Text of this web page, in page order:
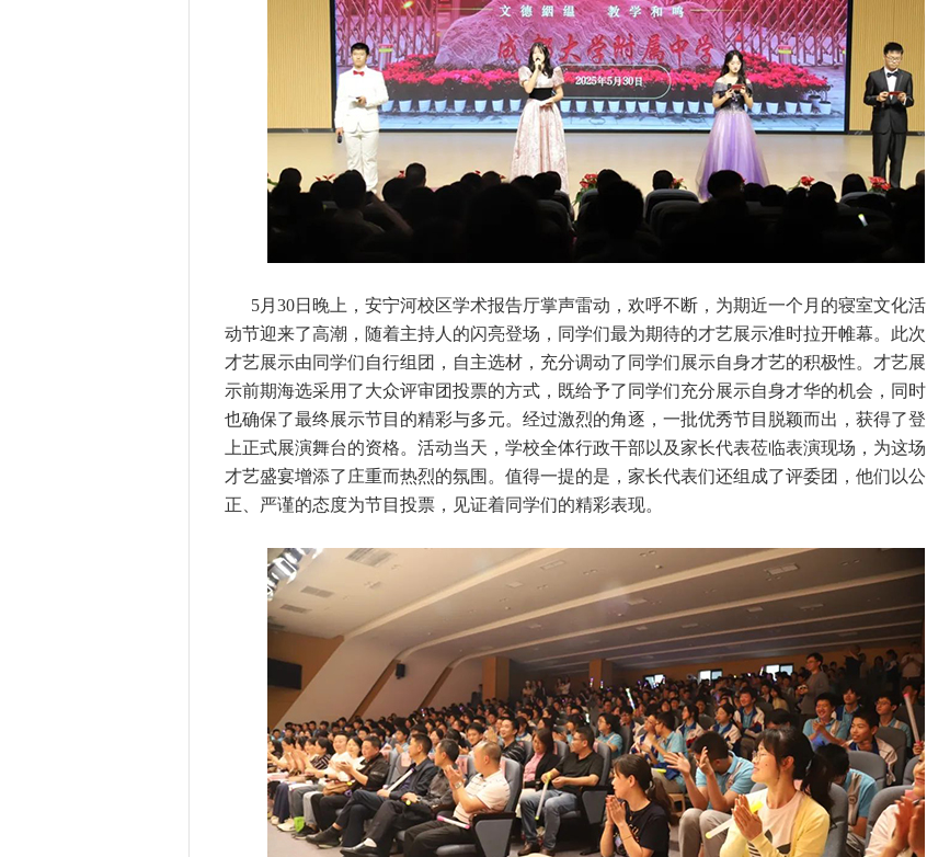
5月30日晚上，安宁河校区学术报告厅掌声雷动，欢呼不断，为期近一个月的寝室文化活
动节迎来了高潮，随着主持人的闪亮登场，同学们最为期待的才艺展示准时拉开帷幕。此次
才艺展示由同学们自行组团，自主选材，充分调动了同学们展示自身才艺的积极性。才艺展
示前期海选采用了大众评审团投票的方式，既给予了同学们充分展示自身才华的机会，同时
也确保了最终展示节目的精彩与多元。经过激烈的角逐，一批优秀节目脱颖而出，获得了登
上正式展演舞台的资格。活动当天，学校全体行政干部以及家长代表莅临表演现场，为这场
才艺盛宴增添了庄重而热烈的氛围。值得一提的是，家长代表们还组成了评委团，他们以公
正、严谨的态度为节目投票，见证着同学们的精彩表现。